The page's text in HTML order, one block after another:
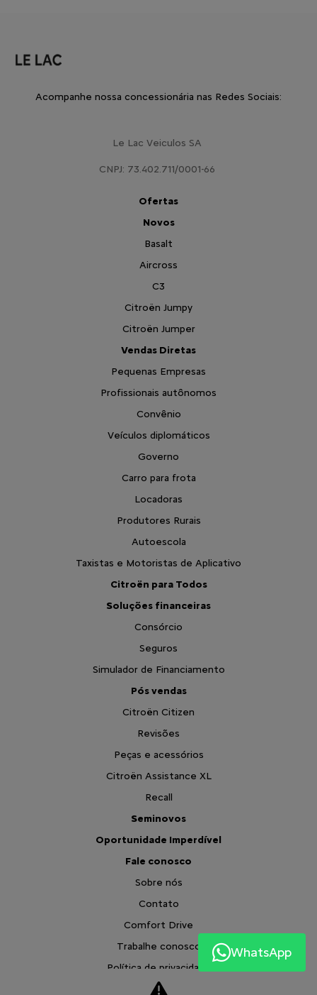
Acompanhe nossa concessionária nas Redes Sociais:
Le Lac Veiculos SA
CNPJ: 73.402.711/0001-66
Ofertas
Novos
Basalt
Aircross
C3
Citroën Jumpy
Citroën Jumper
Vendas Diretas
Pequenas Empresas
Profissionais autônomos
Convênio
Veículos diplomáticos
Governo
Carro para frota
Locadoras
Produtores Rurais
Autoescola
Taxistas e Motoristas de Aplicativo
Citroën para Todos
Soluções financeiras
Consórcio
Seguros
Simulador de Financiamento
Pós vendas
Citroën Citizen
Revisões
Peças e acessórios
Citroën Assistance XL
Recall
Seminovos
Oportunidade Imperdível
Fale conosco
Sobre nós
Contato
Comfort Drive
Trabalhe conosco
Política de privacidade
XTR
WhatsApp